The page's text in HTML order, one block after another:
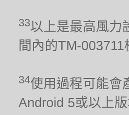
33以上是最高風力
間內的TM-
34使用過程可能會
Android 5或以上